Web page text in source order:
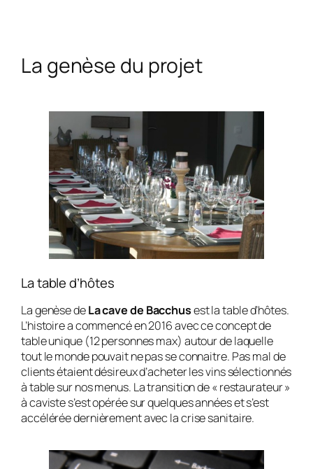
La genèse du projet
La table d’hôtes
La genèse deLa cave de Bacchusest la table d’hôtes.
L’histoire a commencé en 2016 avec ce concept de
table unique (12 personnes max) autour de laquelle
tout le monde pouvait ne pas se connaitre. Pas mal de
clients étaient désireux d’acheter les vins sélectionnés
à table sur nos menus. La transition de « restaurateur »
à caviste s’est opérée sur quelques années et s’est
accélérée dernièrement avec la crise sanitaire.